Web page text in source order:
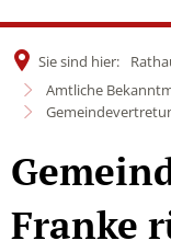
Sie sind hier:
Amtliche
Franke